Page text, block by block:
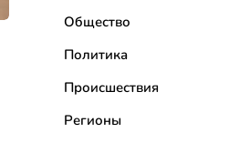
Общество
Политика
Происшествия
Регионы